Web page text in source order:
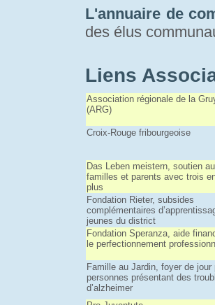
L'annuaire de
des élus
Liens
Association régionale de la
(ARG)
Croix-Rouge fribourgeoise
Das Leben meistern, soutien
familles et parents avec trois
plus
Fondation Rieter, subsides
complémentaires
jeunes du district
Fondation Speranza, aide
le perfectionnement
Famille au Jardin, foyer de jour
personnes présentant des
d’alzheimer